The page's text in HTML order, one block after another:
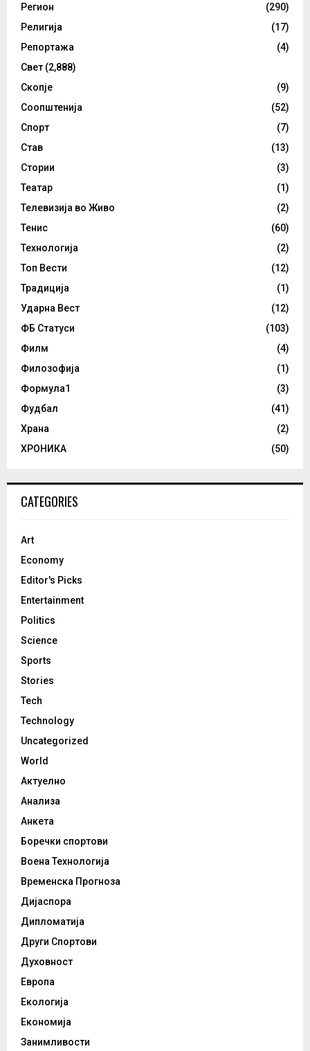
Регион
(290)
Религија
(17)
Репортажа
(4)
Свет (2,888)
Скопје
(9)
Соопштенија
(52)
Спорт
(7)
Став
(13)
Стории
(3)
Театар
(1)
Телевизија во Живо
(2)
Тенис
(60)
Технологија
(2)
Топ Вести
(12)
Традиција
(1)
Ударна Вест
(12)
ФБ Статуси
(103)
Филм
(4)
Филозофија
(1)
Формула1
(3)
Фудбал
(41)
Храна
(2)
ХРОНИКА
(50)
CATEGORIES
Art
Economy
Editor's Picks
Entertainment
Politics
Science
Sports
Stories
Tech
Technology
Uncategorized
World
Актуелно
Анализа
Анкета
Боречки спортови
Воена Технологија
Временска Прогноза
Дијаспора
Дипломатија
Други Спортови
Духовност
Европа
Екологија
Економија
Занимливости